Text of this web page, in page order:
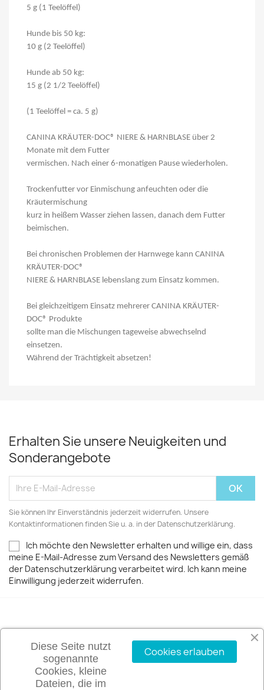
5 g (1 Teelöffel)
Hunde bis 50 kg:
10 g (2 Teelöffel)
Hunde ab 50 kg:
15 g (2 1/2 Teelöffel)
(1 Teelöffel = ca. 5 g)
CANINA KRÄUTER-DOC® NIERE & HARNBLASE über 2
Monate mit dem Futter
vermischen. Nach einer 6-monatigen Pause wiederholen.
Trockenfutter vor Einmischung anfeuchten oder die
Kräutermischung
kurz in heißem Wasser ziehen lassen, danach dem Futter
beimischen.
Bei chronischen Problemen der Harnwege kann CANINA
KRÄUTER-DOC®
NIERE & HARNBLASE lebenslang zum Einsatz kommen.
Bei gleichzeitigem Einsatz mehrerer CANINA KRÄUTER-
DOC® Produkte
sollte man die Mischungen tageweise abwechselnd
einsetzen.
Während der Trächtigkeit absetzen!
Erhalten Sie unsere Neuigkeiten und
Sonderangebote
Sie können Ihr Einverständnis jederzeit widerrufen. Unsere
Kontaktinformationen finden Sie u. a. in der Datenschutzerklärung.
Ich möchte den Newsletter erhalten und willige ein, dass
meine E-Mail-Adresse zum Versand des Newsletters gemäß
der Datenschutzerklärung verarbeitet wird. Ich kann meine
Einwilligung jederzeit widerrufen.
ARTIKEL 
UNTERNEHMEN
Diese Seite nutzt
sogenannte
Cookies, kleine
Dateien, die im
Cookies erlauben